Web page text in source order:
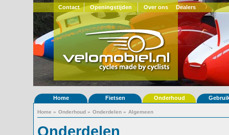
Contact Openingstijden Over ons Dealers
Home Fietsen Onderhoud
Home » Onderhoud » Onderdelen » Algemeen
Onderdelen